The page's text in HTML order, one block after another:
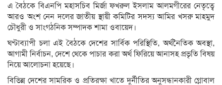
এ বৈঠকে বিএনপি মহাসচিব মির্জা ফখরুল ইসলাম আলমগীরের নেতৃত্বে
আরও অংশ নেন দলের জাতীয় স্থায়ী কমিটির সদস্য আমির খসরু মাহমুদ
চৌধুরী ও সাংগঠনিক সম্পাদক শামা ওবায়েদ।
ঘণ্টাব্যাপী চলা এই বৈঠকে দেশের সার্বিক পরিস্থিতি, অর্থনৈতিক অবস্থা,
আগামী নির্বাচন, দেশে থেকে পাচার করা অর্থ ফিরিয়ে আনাসহ প্রভৃতি বিষয়
নিয়ে আলোচনা হয়েছে।
বিভিন্ন দেশের সামরিক ও প্রতিরক্ষা খাতে দুর্নীতির অনুসন্ধানকারী গ্লোবাল